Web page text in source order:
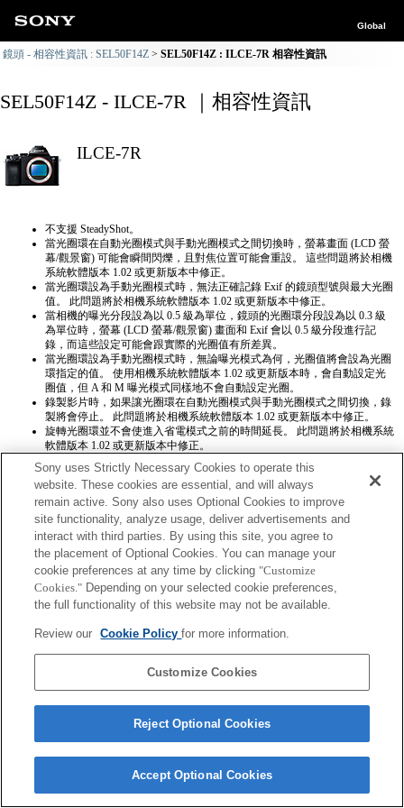
Global
鏡頭 - 相容性資訊 : SEL50F14Z SEL50F14Z : ILCE-7R 相容性資訊
SEL50F14Z - ILCE-7R ｜相容性資訊
ILCE-7R
不支援 SteadyShot。
當光圈環在自動光圈模式與手動光圈模式之間切換時，螢幕畫面 (LCD 螢
幕/觀景窗) 可能會瞬間閃爍，且對焦位置可能會重設。 這些問題將於相機
系統軟體版本 1.02 或更新版本中修正。
當光圈環設為手動光圈模式時，無法正確記錄 Exif 的鏡頭型號與最大光圈
值。 此問題將於相機系統軟體版本 1.02 或更新版本中修正。
當相機的曝光分段設為以 0.5 級為單位，鏡頭的光圈環分段設為以 0.3 級
為單位時，螢幕 (LCD 螢幕/觀景窗) 畫面和 Exif 會以 0.5 級分段進行記
錄，而這些設定可能會跟實際的光圈值有所差異。
當光圈環設為手動光圈模式時，無論曝光模式為何，光圈值將會設為光圈
環指定的值。 使用相機系統軟體版本 1.02 或更新版本時，會自動設定光
圈值，但 A 和 M 曝光模式同樣地不會自動設定光圈。
錄製影片時，如果讓光圈環在自動光圈模式與手動光圈模式之間切換，錄
製將會停止。 此問題將於相機系統軟體版本 1.02 或更新版本中修正。
旋轉光圈環並不會使進入省電模式之前的時間延長。 此問題將於相機系統
軟體版本 1.02 或更新版本中修正。
使用記憶功能登錄設定時，光圈值將無法正確登錄。
在影片模式下待機或是錄製影片期間，鏡頭都會切換到 MF 模式。將相機
系統軟體更新至 3.10 或更新版本後，就會啟用自動對焦功能。
Terms of Use Contact Us
Sony uses Strictly Necessary Cookies to operate this
website. These cookies are essential, and will always
remain active. Sony also uses Optional Cookies to improve
site functionality, analyze usage, deliver advertisements and
interact with third parties. By using this site, you agree to
the placement of Optional Cookies. You can manage your
cookie preferences at any time by clicking "Customize
Cookies." Depending on your selected cookie preferences,
the full functionality of this website may not be available.
Review our Cookie Policyfor more information.
Customize Cookies
Reject Optional Cookies
Accept Optional Cookies